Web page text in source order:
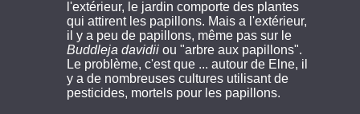
l'extérieur, le jardin comporte des plantes
qui attirent les papillons. Mais a l'extérieur,
il y a peu de papillons, même pas sur le
Buddleja davidii ou "arbre aux papillons".
Le problème, c'est que ... autour de Elne, il
y a de nombreuses cultures utilisant de
pesticides, mortels pour les papillons.